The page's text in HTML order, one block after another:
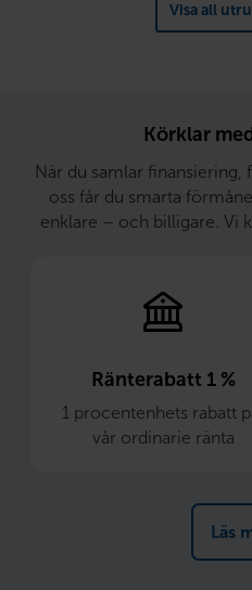
Visa all
Körklar
När du samlar
oss får du smarta
enklare – och billigare. Vi
Ränterabatt 1 %
1 procentenhets rabatt
vår ordinarie ränta
Läs